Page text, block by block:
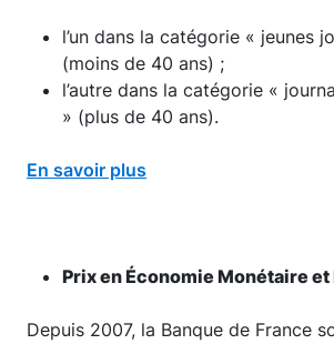
l’un dans la catégorie « jeunes
(moins de 40 ans) ;
l’autre dans la catégorie «
» (plus de 40 ans).
En savoir plus
Prix en Économie Monétaire et
Depuis 2007, la Banque de France